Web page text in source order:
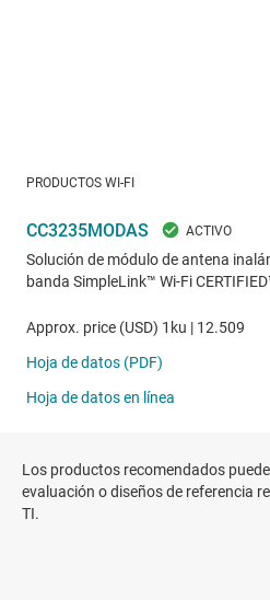
Los productos recomendados
evaluación o diseños de referencia
TI.